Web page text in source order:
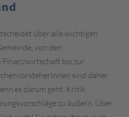
über alle wichtigen
von den
bis zur
sind daher
es darum geht, Kritik,
zu äußern. Über